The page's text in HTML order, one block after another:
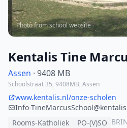
Photo from school website
Kentalis Tine
Assen · 9408 MB
Schoolstraat 35, 9408MB, Assen
www.kentalis.nl/onze-scholen
Info-
Rooms-Katholiek
PO-(V)SO